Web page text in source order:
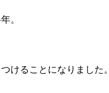
。
けることになりました。